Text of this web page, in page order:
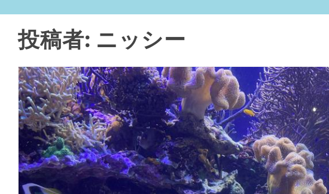
投稿者: ニッシー